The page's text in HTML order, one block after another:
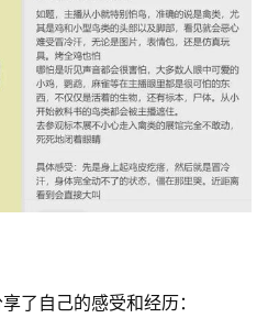
了自己的感受和经历：